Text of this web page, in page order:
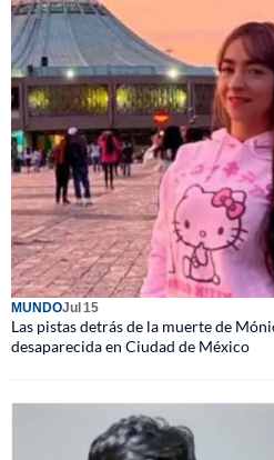
MUNDOJul 15
Las pistas detrás de la muerte de
desaparecida en Ciudad de México